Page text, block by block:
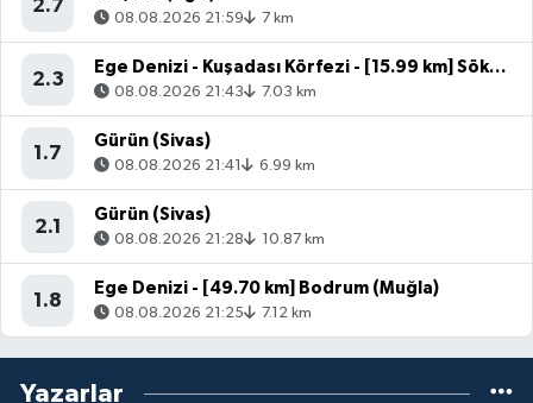
2.7
08.08.2026 21:59 7 km
2.3
Ege Denizi - Kuşadası Körfezi - [15.99 km] Söke (Aydın)
08.08.2026 21:43 7.03 km
1.7
Gürün (Sivas)
08.08.2026 21:41 6.99 km
2.1
Gürün (Sivas)
08.08.2026 21:28 10.87 km
1.8
Ege Denizi - [49.70 km] Bodrum (Muğla)
08.08.2026 21:25 7.12 km
Yazarlar